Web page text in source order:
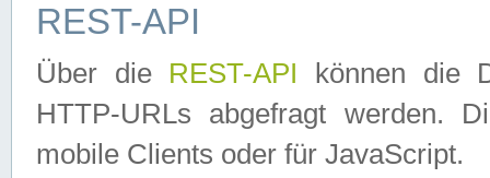
REST-API
Über die REST-API können die
HTTP-URLs abgefragt werden.
mobile Clients oder für JavaScript.